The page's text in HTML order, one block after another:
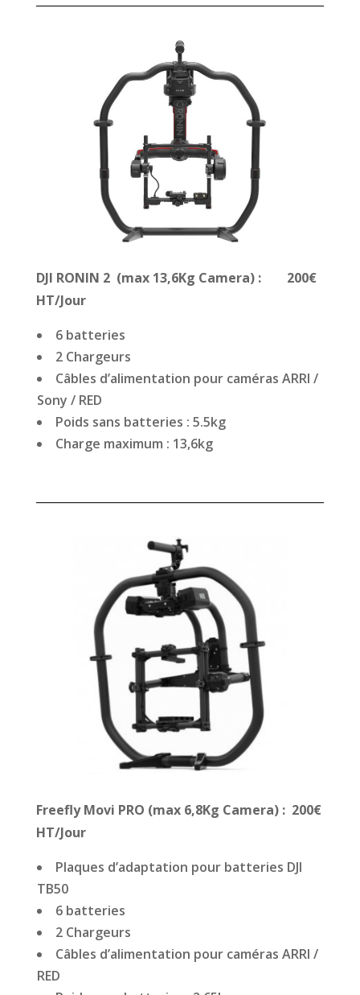
DJI RONIN 2 (max 13,6Kg Camera) : 200€
HT/Jour
6 batteries
2 Chargeurs
Câbles d’alimentation pour caméras ARRI /
Sony / RED
Poids sans batteries : 5.5kg
Charge maximum : 13,6kg
Freefly Movi PRO (max 6,8Kg Camera) : 200€
HT/Jour
Plaques d’adaptation pour batteries DJI
TB50
6 batteries
2 Chargeurs
Câbles d’alimentation pour caméras ARRI /
RED